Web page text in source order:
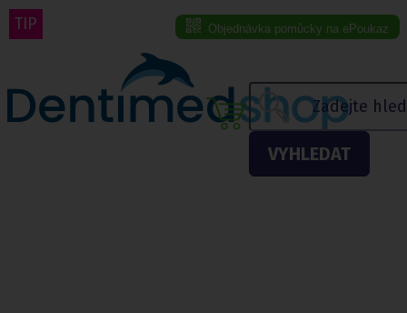
Objednávka pomůcky na ePoukaz
VYHLEDAT
Menu eshopu
TIP